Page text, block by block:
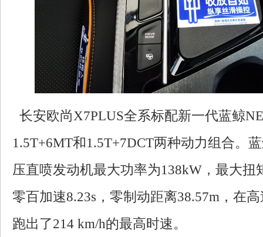
长安欧尚X7PLUS全系标配新一代蓝鲸
1.5T+6MT和1.5T+7DCT两种动力组合。
压直喷发动机最大功率为138kW，最大扭
零百加速8.23s，零制动距离38.57m，在
跑出了214 km/h的最高时速。